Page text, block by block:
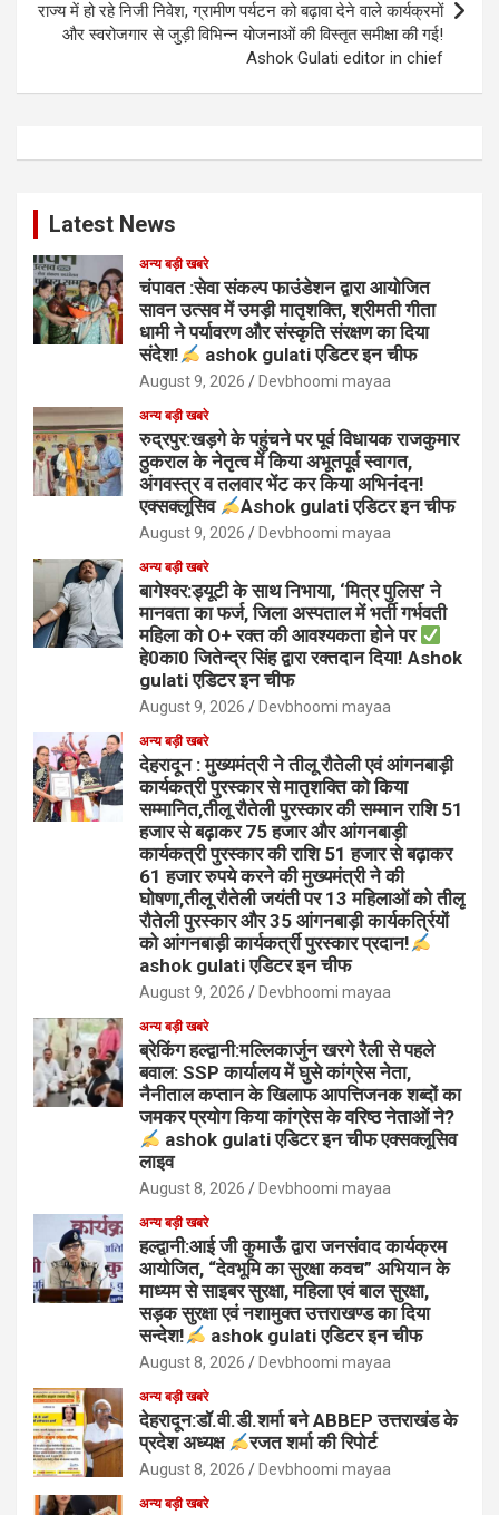
राज्य में हो रहे निजी निवेश, ग्रामीण पर्यटन को बढ़ावा देने वाले कार्यक्रमों
और स्वरोजगार से जुड़ी विभिन्न योजनाओं की विस्तृत समीक्षा की गई!
Ashok Gulati editor in chief
Latest News
अन्य बड़ी खबरे
चंपावत :सेवा संकल्प फाउंडेशन द्वारा आयोजित
सावन उत्सव में उमड़ी मातृशक्ति, श्रीमती गीता
धामी ने पर्यावरण और संस्कृति संरक्षण का दिया
संदेश!
ashok gulati एडिटर इन चीफ
August 9, 2026 Devbhoomi mayaa
अन्य बड़ी खबरे
रुद्रपुर:खड़गे के पहुंचने पर पूर्व विधायक राजकुमार
ठुकराल के नेतृत्व में किया अभूतपूर्व स्वागत,
अंगवस्त्र व तलवार भेंट कर किया अभिनंदन!
एक्सक्लूसिव
Ashok gulati एडिटर इन चीफ
August 9, 2026 Devbhoomi mayaa
अन्य बड़ी खबरे
बागेश्वर:ड्यूटी के साथ निभाया, ‘मित्र पुलिस’ ने
मानवता का फर्ज, जिला अस्पताल में भर्ती गर्भवती
महिला को O+ रक्त की आवश्यकता होने पर
हे0का0 जितेन्द्र सिंह द्वारा रक्तदान दिया! Ashok
gulati एडिटर इन चीफ
August 9, 2026 Devbhoomi mayaa
अन्य बड़ी खबरे
देहरादून : मुख्यमंत्री ने तीलू रौतेली एवं आंगनबाड़ी
कार्यकत्री पुरस्कार से मातृशक्ति को किया
सम्मानित,तीलू रौतेली पुरस्कार की सम्मान राशि 51
हजार से बढ़ाकर 75 हजार और आंगनबाड़ी
कार्यकत्री पुरस्कार की राशि 51 हजार से बढ़ाकर
61 हजार रुपये करने की मुख्यमंत्री ने की
घोषणा,तीलू रौतेली जयंती पर 13 महिलाओं को तीलू
रौतेली पुरस्कार और 35 आंगनबाड़ी कार्यकर्त्रियों
को आंगनबाड़ी कार्यकर्त्री पुरस्कार प्रदान!
ashok gulati एडिटर इन चीफ
August 9, 2026 Devbhoomi mayaa
अन्य बड़ी खबरे
ब्रेकिंग हल्द्वानी:मल्लिकार्जुन खरगे रैली से पहले
बवाल: SSP कार्यालय में घुसे कांग्रेस नेता,
नैनीताल कप्तान के खिलाफ आपत्तिजनक शब्दों का
जमकर प्रयोग किया कांग्रेस के वरिष्ठ नेताओं ने?
ashok gulati एडिटर इन चीफ एक्सक्लूसिव
लाइव
August 8, 2026 Devbhoomi mayaa
अन्य बड़ी खबरे
हल्द्वानी:आई जी कुमाऊँ द्वारा जनसंवाद कार्यक्रम
आयोजित, “देवभूमि का सुरक्षा कवच” अभियान के
माध्यम से साइबर सुरक्षा, महिला एवं बाल सुरक्षा,
सड़क सुरक्षा एवं नशामुक्त उत्तराखण्ड का दिया
सन्देश!
ashok gulati एडिटर इन चीफ
August 8, 2026 Devbhoomi mayaa
अन्य बड़ी खबरे
देहरादून:डॉ.वी.डी.शर्मा बने ABBEP उत्तराखंड के
प्रदेश अध्यक्ष
रजत शर्मा की रिपोर्ट
August 8, 2026 Devbhoomi mayaa
अन्य बड़ी खबरे